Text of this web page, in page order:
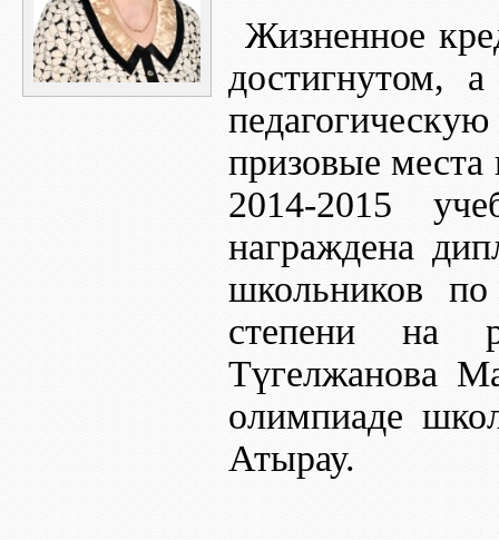
Жизненное
достигнутом,
призовые
2014-2015
награждена
школьников
степени на
Түгелжанова
олимпиаде
Атырау.